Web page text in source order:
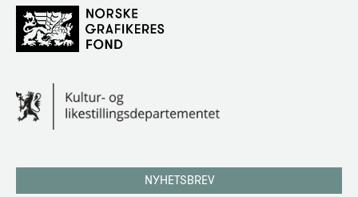
NYHETSBREV